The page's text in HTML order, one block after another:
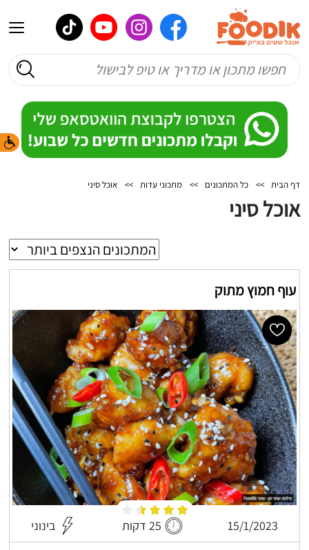
דף הבית >> כל המתכונים >> מתכוני עדות >> אוכל סיני
אוכל סיני
עוף חמוץ מתוק
15/1/2023 25 דקות בינוני